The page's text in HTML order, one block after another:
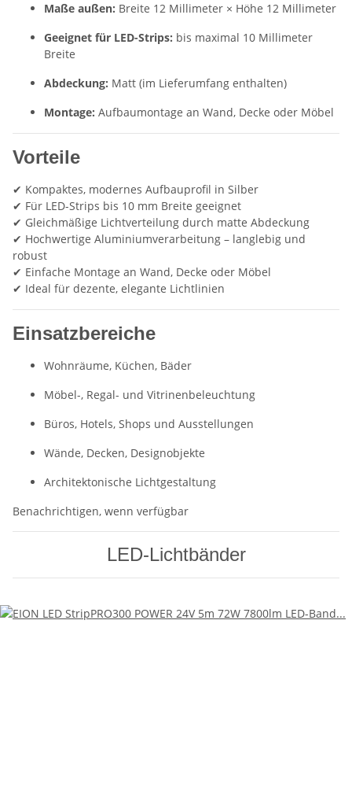
Maße außen: Breite 12 Millimeter × Höhe 12 Millimeter
Geeignet für LED-Strips: bis maximal 10 Millimeter
Breite
Abdeckung: Matt (im Lieferumfang enthalten)
Montage: Aufbaumontage an Wand, Decke oder Möbel
Vorteile
✔ Kompaktes, modernes Aufbauprofil in Silber
✔ Für LED-Strips bis 10 mm Breite geeignet
✔ Gleichmäßige Lichtverteilung durch matte Abdeckung
✔ Hochwertige Aluminiumverarbeitung – langlebig und
robust
✔ Einfache Montage an Wand, Decke oder Möbel
✔ Ideal für dezente, elegante Lichtlinien
Einsatzbereiche
Wohnräume, Küchen, Bäder
Möbel-, Regal- und Vitrinenbeleuchtung
Büros, Hotels, Shops und Ausstellungen
Wände, Decken, Designobjekte
Architektonische Lichtgestaltung
Benachrichtigen, wenn verfügbar
LED-Lichtbänder